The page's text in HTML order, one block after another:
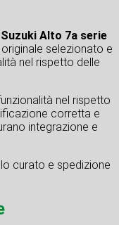
Alto 7a serie
selezionato e
nel rispetto delle
nel rispetto
corretta e
integrazione e
curato e spedizione